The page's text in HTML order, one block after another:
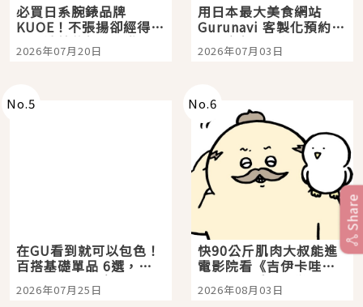
必買日系腕錶品牌
KUOE！不張揚卻經得起
時間洗鍊的經典之作五
選
2026年07月20日
用日本最大美食網站
Gurunavi 客製化預約九
大都市餐廳，打造專屬
美食體驗！
2026年07月03日
No.5
在GU看到就可以包色！
百搭基礎單品 6選，閉
眼全收也不心疼
2026年07月25日
No.6
快90公斤肌肉大叔能進
電影院看《吉伊卡哇》
嗎？日本重金屬樂團
「打首」會長與nagano
2026年08月03日
Share